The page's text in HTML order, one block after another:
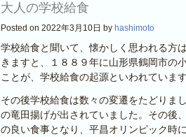
大人の学校給食
Posted on 2022年3月10日 by hashimoto
学校給食と聞いて、懐かしく思われる方
きますと、１８８９年に山形県鶴岡市の
ことが、学校給食の起源といわれています
その後学校給食は数々の変遷をたどりま
の竜田揚げが出されていました。その後
の良い食事となり、平昌オリンピック時